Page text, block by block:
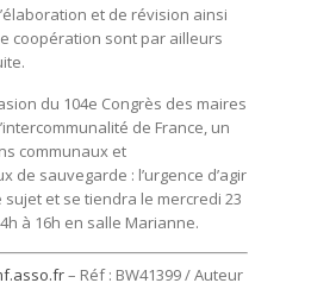
et de révision ainsi
coopération sont par ailleurs
du 104e Congrès des maires
de France, un
communaux et
de sauvegarde : l’urgence d’agir
sujet et se tiendra le mercredi 23
à 16h en salle Marianne.
– Réf : BW41399 / Auteur